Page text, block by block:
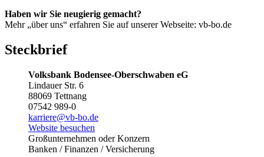
Haben wir Sie neugierig gemacht?
Mehr „über uns“ erfahren Sie auf unserer Webseite: vb-bo.de
Steckbrief
Volksbank Bodensee-Oberschwaben eG
Lindauer Str. 6
88069 Tettnang
07542 989-0
karriere@vb-bo.de
Website besuchen
Großunternehmen oder Konzern
Banken / Finanzen / Versicherung